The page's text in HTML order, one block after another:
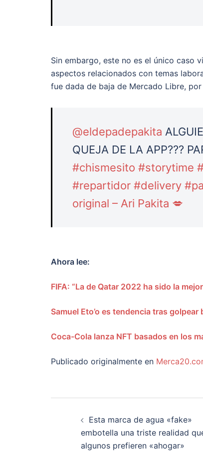
Sin embargo, este no es el único caso
aspectos relacionados con temas
fue dada de baja de Mercado Libre,
@eldepadepakita
QUEJA DE LA APP???
#chismesito #storytime
#repartidor #delivery
original – Ari Pakita 💋
Ahora lee:
FIFA: “La de Qatar 2022 ha sido la
Samuel Eto’o es tendencia tras
Coca-Cola lanza NFT basados en los
Publicado originalmente en
Esta marca de agua «fake»
embotella una triste realidad
algunos prefieren «ahogar»